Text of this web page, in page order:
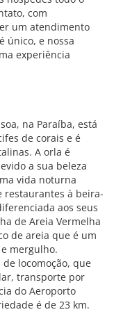
com
um atendimento
único, e nossa
experiência
na Paraíba, está
de corais e é
A orla é
a sua beleza
vida noturna
restaurantes à beira-
aos seus
de Areia Vermelha
de areia que é um
mergulho.
de locomoção, que
transporte por
do Aeroporto
é de 23 km.